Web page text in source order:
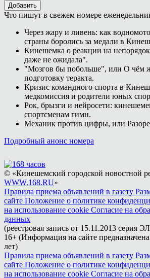
Добавить
Что пишут в свежем номере
Через жару и ливень: как
страны боролись за медали в
Кинешемка о реакции на
даже не ожидала".
"Мозгов бы побольше", или О чём
подготовку теракта.
Кризис командного спорта в
медкомиссия и родители юных
Рок, брызги и нейросети:
спортсменам гимн.
Механик против цифры, или
Подробный анонс номера
© «Кинешемский городской новостной
WWW.168.RU»
Правила приема объявлений в газету
сайте Положение о политике
на использование cookie Согласие на
данных
(реестровая запись от 15.11.2013 серия
16+ (Информация на сайте
лет)
Правила приема объявлений в газету
сайте Положение о политике
на использование cookie Согласие на